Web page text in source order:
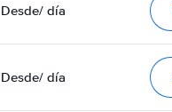
Desde/ día
Desde/ día